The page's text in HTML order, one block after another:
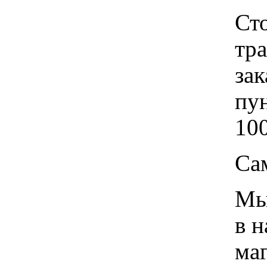
Мы
в